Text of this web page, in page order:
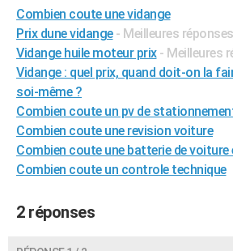
Art de vivre
Bien-être
Loisirs
ModeModes de vie
SANTE
Alimentation
Guide de la santé
Maladies
Médicaments
Sommeil
Destinations
City break
Voyage nature
Voyage de noces
Forum
Climat
+PHOTO
GUIDES D'ACHAT
BONS PLANS
CARTE DE VOEUX
Carte de Noël
Carte Bonne année
Carte Saint-Valentin
Carte Pâques
Carte d'anniversaire
DICTIONNAIRE
Combien coute une vidange
Prix dune vidange - Meilleures réponses
Vidange huile moteur prix - Meilleures
Vidange : quel prix, quand doit-on la
soi-même ?
Combien coute un pv de
Combien coute une revision voiture
Combien coute une batterie de voiture
Combien coute un controle technique
2 réponses